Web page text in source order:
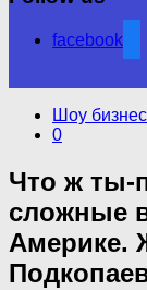
facebook
Шоу бизнес
0
Что ж ты-
сложные
Америке.